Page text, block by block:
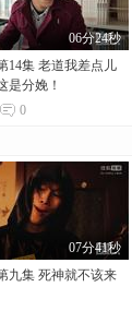
06分24秒
14集 老道我差点儿
是分娩！
0
07分41秒
九集 死神就不该来